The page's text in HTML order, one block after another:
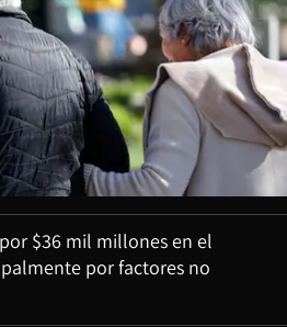
$36 mil millones en el
por factores no